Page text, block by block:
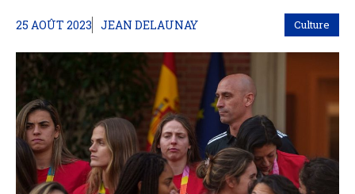
25 AOÛT 2023 JEAN DELAUNAY Culture